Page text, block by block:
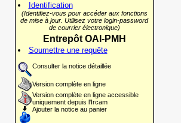
Identification
(Identifiez-vous pour accéder aux fonctions
de mise à jour. Utilisez votre login-password
de courrier électronique)
Entrepôt OAI-PMH
Soumettre une requête
Consulter la notice détaillée
Version complète en ligne
Version complète en ligne accessible
uniquement depuis l'Ircam
Ajouter la notice au panier